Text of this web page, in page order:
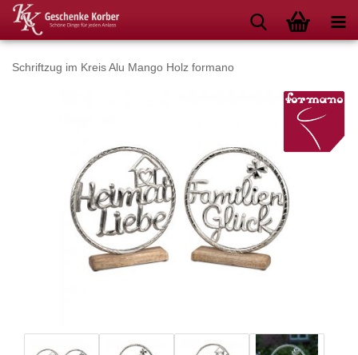
Schriftzug im Kreis Alu Mango Holz formano